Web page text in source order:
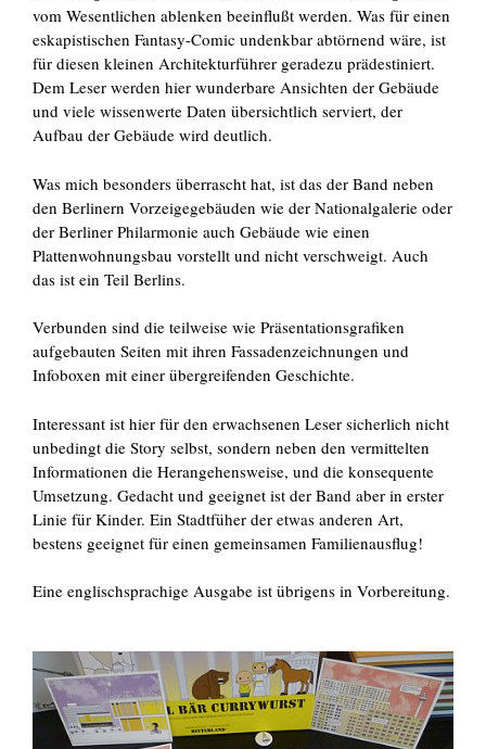
vom Wesentlichen ablenken beeinflußt werden. Was für einen
eskapistischen Fantasy-Comic undenkbar abtörnend wäre, ist
für diesen kleinen Architekturführer geradezu prädestiniert.
Dem Leser werden hier wunderbare Ansichten der Gebäude
und viele wissenwerte Daten übersichtlich serviert, der
Aufbau der Gebäude wird deutlich.
Was mich besonders überrascht hat, ist das der Band neben
den Berlinern Vorzeigegebäuden wie der Nationalgalerie oder
der Berliner Philarmonie auch Gebäude wie einen
Plattenwohnungsbau vorstellt und nicht verschweigt. Auch
das ist ein Teil Berlins.
Verbunden sind die teilweise wie Präsentationsgrafiken
aufgebauten Seiten mit ihren Fassadenzeichnungen und
Infoboxen mit einer übergreifenden Geschichte.
Interessant ist hier für den erwachsenen Leser sicherlich nicht
unbedingt die Story selbst, sondern neben den vermittelten
Informationen die Herangehensweise, und die konsequente
Umsetzung. Gedacht und geeignet ist der Band aber in erster
Linie für Kinder. Ein Stadtfüher der etwas anderen Art,
bestens geeignet für einen gemeinsamen Familienausflug!
Eine englischsprachige Ausgabe ist übrigens in Vorbereitung.